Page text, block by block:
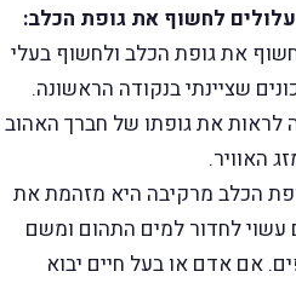
לחשוף את גופת הכלב:
את גופת הכלב ולחשוף בעלי
שציינתי בנקודה הראשונה.
לראות את גופתו של חברך האהוב
האוויר.
הכלב מרקיבה היא מזהמת את
עשוי לחדור למים התהום ומשם
אם אדם או בעל חיים יבוא